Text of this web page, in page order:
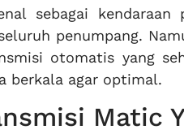
sebagai kendaraan
penumpang.
otomatis yang
berkala agar optimal.
Matic